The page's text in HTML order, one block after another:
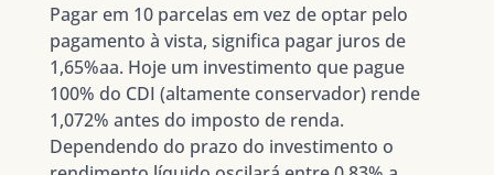
Pagar em 10 parcelas em vez de optar pelo
pagamento à vista, significa pagar juros de
1,65%aa. Hoje um investimento que pague
100% do CDI (altamente conservador) rende
1,072% antes do imposto de renda.
Dependendo do prazo do investimento o